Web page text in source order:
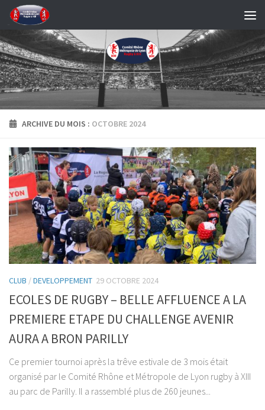
Skip to content
ARCHIVE DU MOIS : OCTOBRE 2024
CLUB /DEVELOPPEMENT 29 OCTOBRE 2024
ECOLES DE RUGBY – BELLE AFFLUENCE A LA
PREMIERE ETAPE DU CHALLENGE AVENIR
AURA A BRON PARILLY
Ce premier tournoi après la trêve estivale de 3 mois était
organisé par le Comité Rhône et Métropole de Lyon rugby à XIII
au parc de Parilly. Il a rassemblé plus de 260 jeunes...